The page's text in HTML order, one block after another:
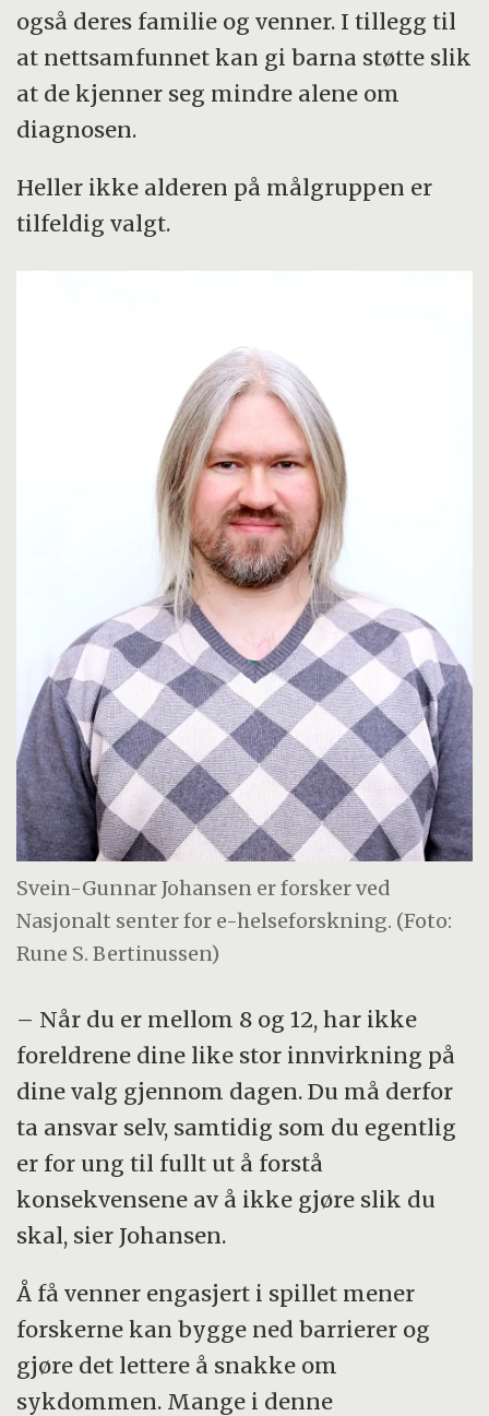
også deres familie og venner. I tillegg til
at nettsamfunnet kan gi barna støtte slik
at de kjenner seg mindre alene om
diagnosen.
Heller ikke alderen på målgruppen er
tilfeldig valgt.
Svein-Gunnar Johansen er forsker ved
Nasjonalt senter for e-helseforskning. (Foto:
Rune S. Bertinussen)
– Når du er mellom 8 og 12, har ikke
foreldrene dine like stor innvirkning på
dine valg gjennom dagen. Du må derfor
ta ansvar selv, samtidig som du egentlig
er for ung til fullt ut å forstå
konsekvensene av å ikke gjøre slik du
skal, sier Johansen.
Å få venner engasjert i spillet mener
forskerne kan bygge ned barrierer og
gjøre det lettere å snakke om
sykdommen. Mange i denne